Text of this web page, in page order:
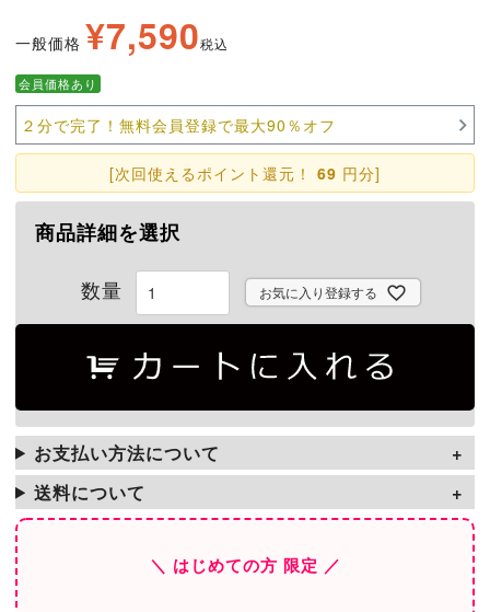
一般価格 ¥7,590税込
会員価格あり
２分で完了！無料会員登録で最大90％オフ
[次回使えるポイント還元！ 69 円分]
商品詳細を選択
お気に入り登録する
お支払い方法について
送料について
＼ はじめての方 限定 ／